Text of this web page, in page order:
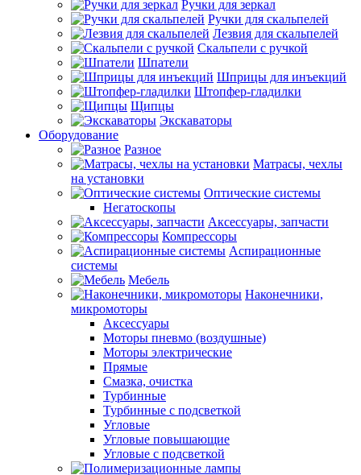
Ручки для зеркал
Ручки для скальпелей
Лезвия для скальпелей
Скальпели с ручкой
Шпатели
Шприцы для инъекций
Штопфер-гладилки
Щипцы
Экскаваторы
Оборудование
Разное
Матрасы, чехлы
на установки
Оптические системы
Негатоскопы
Аксессуары, запчасти
Компрессоры
Аспирационные
системы
Мебель
Наконечники,
микромоторы
Аксессуары
Моторы пневмо (воздушные)
Моторы электрические
Прямые
Смазка, очистка
Турбинные
Турбинные с подсветкой
Угловые
Угловые повышающие
Угловые с подсветкой